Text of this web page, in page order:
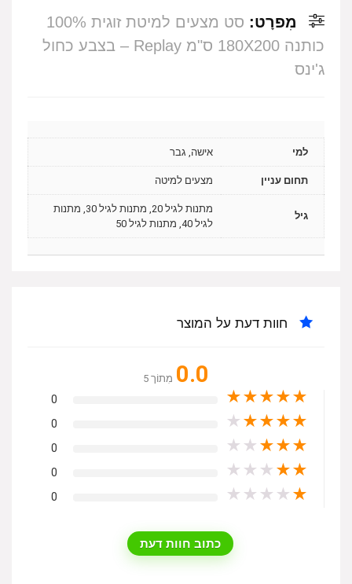
מִפרָט:
סט מצעים למיטת זוגית 100%
כותנה 180X200 ס"מ Replay – בצבע כחול
ג'ינס
למי אישה, גבר
תחום עניין מצעים למיטה
גיל
מתנות לגיל 20, מתנות לגיל 30, מתנות
לגיל 40, מתנות לגיל 50
חוות דעת על המוצר
0.0 מִתוֹך 5
★
★
★
★
★
0
★
★
★
★
★
0
★
★
★
★
★
0
★
★
★
★
★
0
★
★
★
★
★
0
כתוב חוות דעת